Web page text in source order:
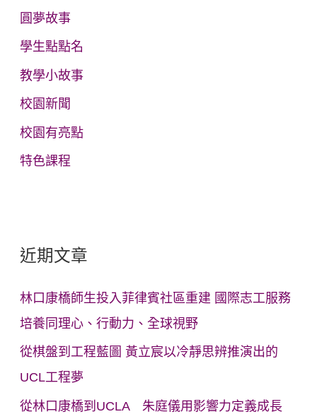
:
圓夢故事
學生點點名
教學小故事
校園新聞
校園有亮點
特色課程
近期文章
林口康橋師生投入菲律賓社區重建 國際志工服務
培養同理心、行動力、全球視野
從棋盤到工程藍圖 黃立宸以冷靜思辨推演出的
UCL工程夢
從林口康橋到UCLA 朱庭儀用影響力定義成長